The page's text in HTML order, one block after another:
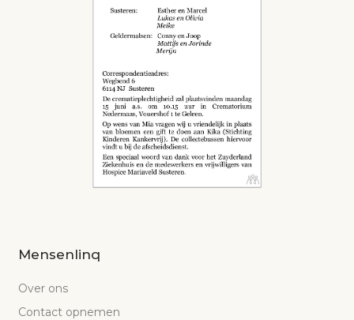
Mensenlinq
Over ons
Contact opnemen